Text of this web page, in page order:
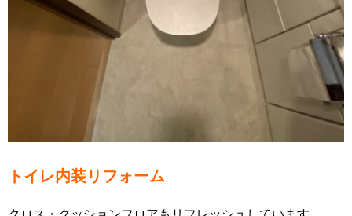
トイレ内装リフォーム